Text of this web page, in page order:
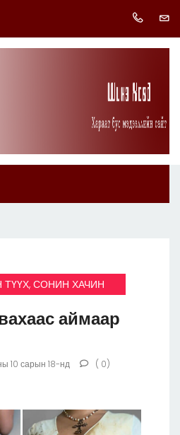
СОНИН ХАЧИН
аймаар
10 сарын 18-нд
( 0)